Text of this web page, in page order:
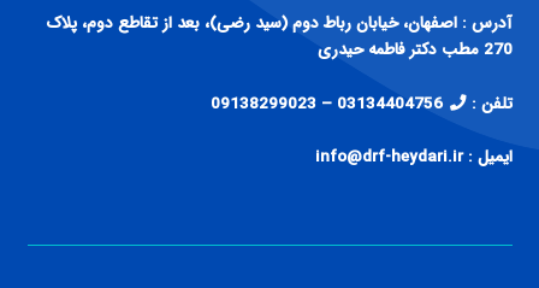
آدرس : اصفهان، خیابان رباط دوم (سید رضی)، بعد از تقاطع دوم، پلاک
270 مطب دکتر فاطمه حیدری
تلفن : 03134404756 – 09138299023
ایمیل : info@drf-heydari.ir